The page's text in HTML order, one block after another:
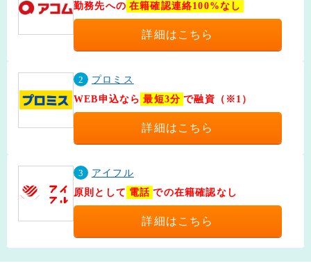
勤務先への 在籍確認連絡100%なし
詳細はこちら
2
プロミス
WEB申込なら 最短3分 で融資（※1）
詳細はこちら
3
アイフル
原則として 電話 での在籍確認なし
詳細はこちら